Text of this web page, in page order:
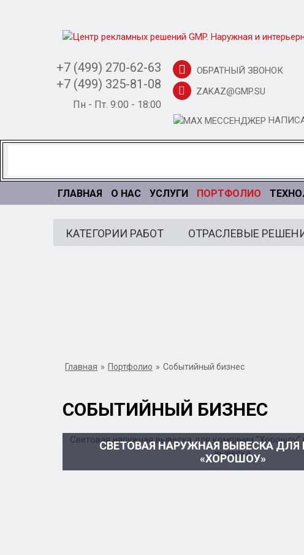
+7 (499) 270-62-63
+7 (499) 325-81-08
Пн - Пт. 9:00 - 18:00
ОБРАТНЫЙ ЗВОНОК
ZAKAZ@GMP.SU
ГЛАВНАЯ О НАС УСЛУГИ ПОРТФОЛИО
КАТЕГОРИИ РАБОТ ОТРАСЛЕВЫЕ
Главная » Портфолио » Событийный бизнес
СОБЫТИЙНЫЙ БИЗНЕС
СВЕТОВАЯ НАРУЖНАЯ ВЫВЕСКА
«ХОРОШОУ»